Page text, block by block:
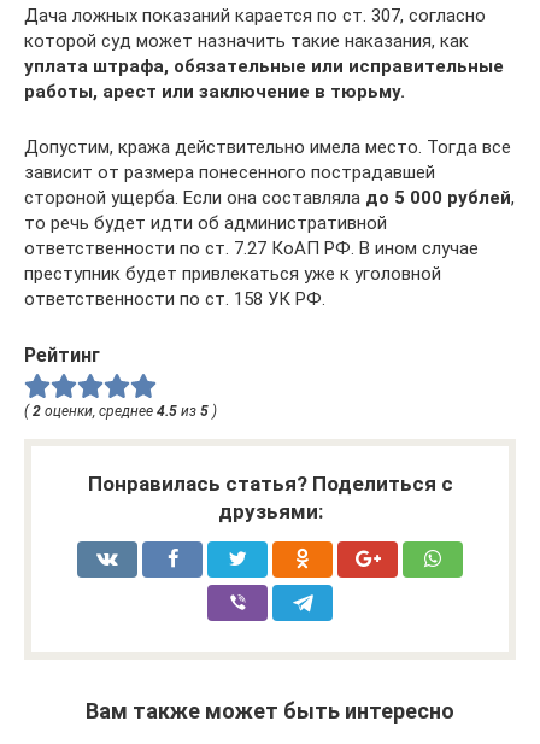
Дача ложных показаний карается по ст. 307, согласно
которой суд может назначить такие наказания, как
уплата штрафа, обязательные или исправительные
работы, арест или заключение в тюрьму.
Допустим, кража действительно имела место. Тогда все
зависит от размера понесенного пострадавшей
стороной ущерба. Если она составляла до 5 000 рублей,
то речь будет идти об административной
ответственности по ст. 7.27 КоАП РФ. В ином случае
преступник будет привлекаться уже к уголовной
ответственности по ст. 158 УК РФ.
Рейтинг
( 2 оценки, среднее 4.5 из 5 )
Понравилась статья? Поделиться с
друзьями:
Вам также может быть интересно